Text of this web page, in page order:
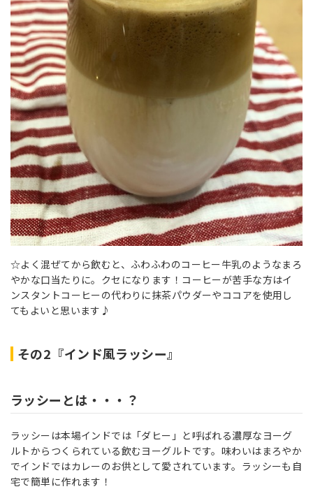
☆よく混ぜてから飲むと、ふわふわのコーヒー牛乳のようなまろ
やかな口当たりに。クセになります！コーヒーが苦手な方はイ
ンスタントコーヒーの代わりに抹茶パウダーやココアを使用し
てもよいと思います♪
その2『インド風ラッシー』
ラッシーとは・・・？
ラッシーは本場インドでは「ダヒー」と呼ばれる濃厚なヨーグ
ルトからつくられている飲むヨーグルトです。味わいはまろやか
でインドではカレーのお供として愛されています。ラッシーも自
宅で簡単に作れます！